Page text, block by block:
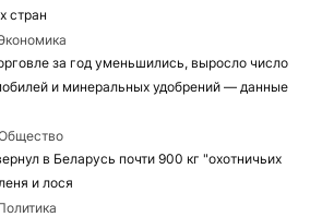
стран
за год уменьшились, выросло число
и минеральных удобрений — данные
в Беларусь почти 900 кг "охотничьих
и лося